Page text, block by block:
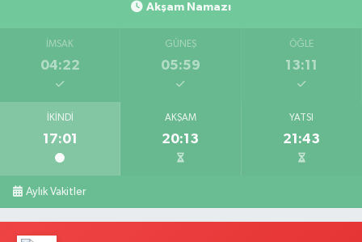
Akşam Namazı
İMSAK
04:22
GÜNEŞ
05:59
ÖĞLE
13:11
İKINDI
17:01
AKŞAM
20:13
YATSI
21:43
Aylık Vakitler